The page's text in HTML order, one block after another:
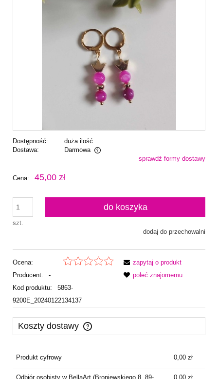
Dostępność:
duża ilość
Dostawa:
Darmowa
Cena nie zawiera ewentualnych kosztów płatnościsprawdź formy dostawy
Cena: 45,00 zł
szt.
do koszyka
dodaj do przechowalni
Ocena:
Producent:
-
Kod produktu:
5863-
9200E_20240122134137
zapytaj o produkt
poleć znajomemu
Koszty dostawy
Cena nie zawiera ewentualnych kosztów płatności
Produkt cyfrowy 0,00 zł
Odbiór osobisty w BellaArt(Broniewskiego 8, 89- 0,00 zł